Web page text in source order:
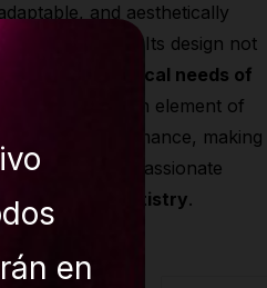
en
and aesthetically
aerial apparatus. Its design not
to the technical needs of
but also adds an element of
to every performance, making
for those passionate
hoop lyra artistry.